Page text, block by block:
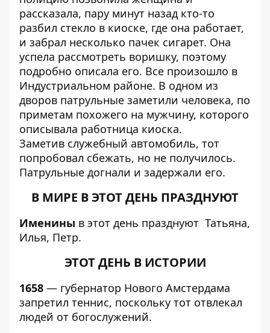
рассказала, пару минут назад кто-то
разбил стекло в киоске, где она работает,
и забрал несколько пачек сигарет. Она
успела рассмотреть воришку, поэтому
подробно описала его. Все произошло в
Индустриальном районе. В одном из
дворов патрульные заметили человека, по
приметам похожего на мужчину, которого
описывала работница киоска.
Заметив служебный автомобиль, тот
попробовал сбежать, но не получилось.
Патрульные догнали и задержали его.
В МИРЕ В ЭТОТ ДЕНЬ ПРАЗДНУЮТ
Именины в этот день празднуют Татьяна,
Илья, Петр.
ЭТОТ ДЕНЬ В ИСТОРИИ
1658 — губернатор Нового Амстердама
запретил теннис, поскольку тот отвлекал
людей от богослужений.